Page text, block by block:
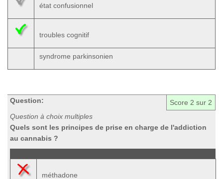
état confusionnel
troubles cognitif
syndrome parkinsonien
Score 2 sur 2
Question:
Question à choix multiples
Quels sont les principes de prise en charge de l'addiction
au cannabis ?
méthadone